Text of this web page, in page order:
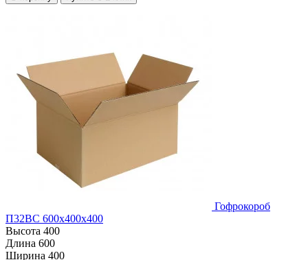
Гофрокороб
П32ВС 600х400х400
Высота 400
Длина 600
Ширина 400